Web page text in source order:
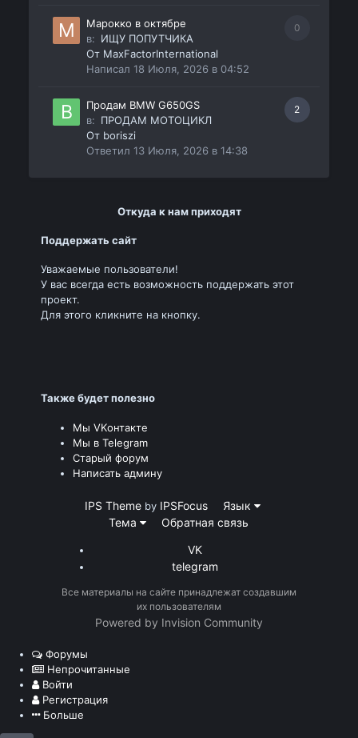
0
Марокко в октябре
в: ИЩУ ПОПУТЧИКА
От MaxFactorInternational
Написал18 Июля, 2026 в 04:52
2
Продам BMW G650GS
в: ПРОДАМ МОТОЦИКЛ
От boriszi
Ответил13 Июля, 2026 в 14:38
Откуда к нам приходят
Поддержать сайт
Уважаемые пользователи!
У вас всегда есть возможность поддержать этот
проект.
Для этого кликните на кнопку.
Также будет полезно
Мы VKонтакте
Мы в Telegram
Старый форум
Написать админу
IPS Theme by IPSFocus
Язык
Тема
Обратная связь
VK
telegram
Все материалы на сайте принадлежат создавшим
их пользователям
Powered by Invision Community
Форумы
Непрочитанные
Войти
Регистрация
Больше